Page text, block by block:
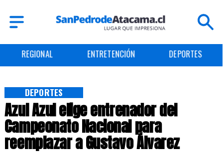
REGIONAL ENTRETENCIÓN DEPORTES
Azul Azul elige entrenador del
Campeonato Nacional para
reemplazar a Gustavo Álvarez
DEPORTES